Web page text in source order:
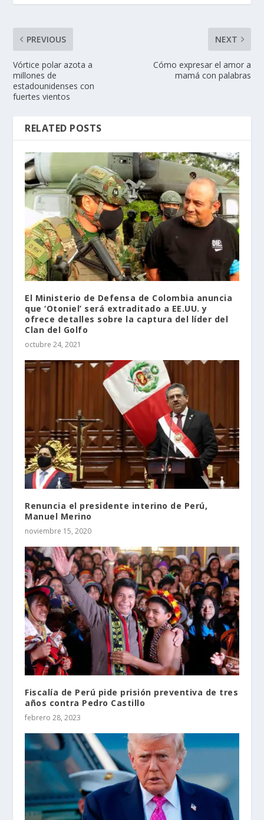
PREVIOUS
Vórtice polar azota a
millones de
estadounidenses con
fuertes vientos
NEXT
Cómo expresar el amor a
mamá con palabras
RELATED POSTS
El Ministerio de Defensa de Colombia anuncia
que ‘Otoniel’ será extraditado a EE.UU. y
ofrece detalles sobre la captura del líder del
Clan del Golfo
octubre 24, 2021
Renuncia el presidente interino de Perú,
Manuel Merino
noviembre 15, 2020
Fiscalía de Perú pide prisión preventiva de tres
años contra Pedro Castillo
febrero 28, 2023